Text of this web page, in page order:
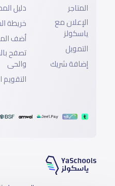
المتاجر
الإعلان مع
ياسكولز
التمويل
إضافة شريك
دليل
خريطة
أضف
تصفح
والحى
التقويم